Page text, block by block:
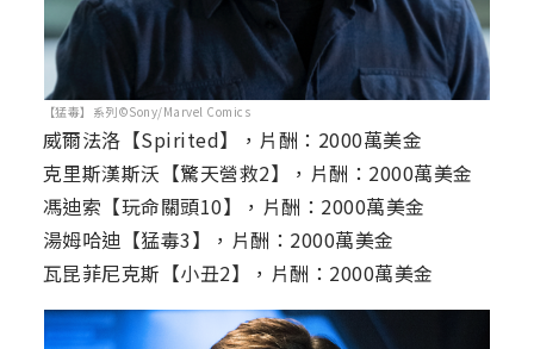
【猛毒】系列©Sony/Marvel Comics
威爾法洛【Spirited】，片酬：2000萬美金
克里斯漢斯沃【驚天營救2】，片酬：2000萬美金
馮迪索【玩命關頭10】，片酬：2000萬美金
湯姆哈迪【猛毒3】，片酬：2000萬美金
瓦昆菲尼克斯【小丑2】，片酬：2000萬美金